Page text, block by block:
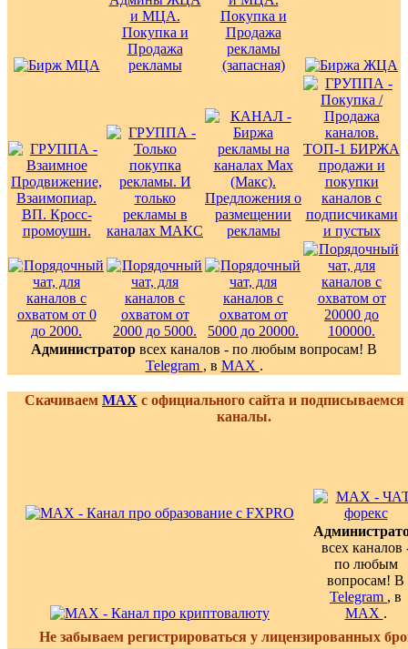
Администратор всех каналов - по любым вопросам! В
Telegram , в MAX .
Скачиваем MAX с официального сайта и
каналы.
всех каналов
по любым
вопросам! В
Telegram , в
MAX .
Не забываем регистрироваться у лицензированных